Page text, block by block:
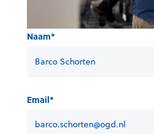
Naam*
Email*